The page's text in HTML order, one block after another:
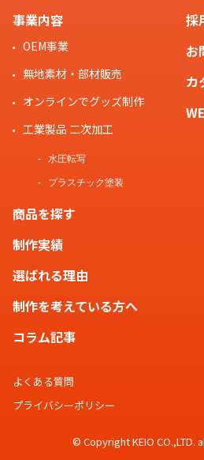
事業内容
OEM事業
無地素材・部材販売
オンラインでグッズ制作
工業製品 二次加工
水圧転写
プラスチック塗装
商品を探す
制作実績
選ばれる理由
制作を考えている方へ
コラム記事
採
お
カ
よくある質問
プライバシーポリシー
© Copyright KEIO CO.,LTD.